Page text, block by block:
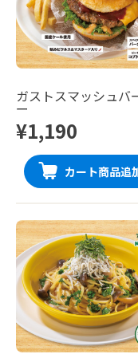
ガストスマッシュバ
ー
¥1,190
カート商品追